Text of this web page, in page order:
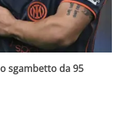
sgambetto da 95